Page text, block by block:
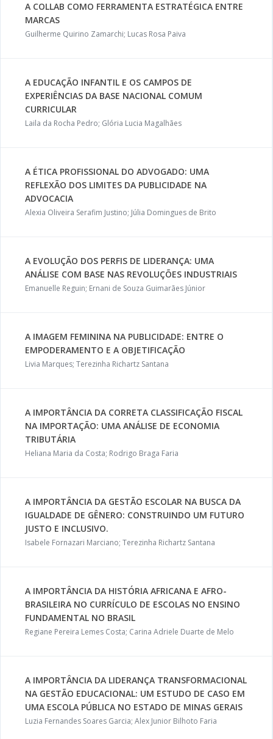
A COLLAB COMO FERRAMENTA ESTRATÉGICA ENTRE
MARCAS
Guilherme Quirino Zamarchi; Lucas Rosa Paiva
A EDUCAÇÃO INFANTIL E OS CAMPOS DE
EXPERIÊNCIAS DA BASE NACIONAL COMUM
CURRICULAR
Laila da Rocha Pedro; Glória Lucia Magalhães
A ÉTICA PROFISSIONAL DO ADVOGADO: UMA
REFLEXÃO DOS LIMITES DA PUBLICIDADE NA
ADVOCACIA
Alexia Oliveira Serafim Justino; Júlia Domingues de Brito
A EVOLUÇÃO DOS PERFIS DE LIDERANÇA: UMA
ANÁLISE COM BASE NAS REVOLUÇÕES INDUSTRIAIS
Emanuelle Reguin; Ernani de Souza Guimarães Júnior
A IMAGEM FEMININA NA PUBLICIDADE: ENTRE O
EMPODERAMENTO E A OBJETIFICAÇÃO
Livia Marques; Terezinha Richartz Santana
A IMPORTÂNCIA DA CORRETA CLASSIFICAÇÃO FISCAL
NA IMPORTAÇÃO: UMA ANÁLISE DE ECONOMIA
TRIBUTÁRIA
Heliana Maria da Costa; Rodrigo Braga Faria
A IMPORTÂNCIA DA GESTÃO ESCOLAR NA BUSCA DA
IGUALDADE DE GÊNERO: CONSTRUINDO UM FUTURO
JUSTO E INCLUSIVO.
Isabele Fornazari Marciano; Terezinha Richartz Santana
A IMPORTÂNCIA DA HISTÓRIA AFRICANA E AFRO-
BRASILEIRA NO CURRÍCULO DE ESCOLAS NO ENSINO
FUNDAMENTAL NO BRASIL
Regiane Pereira Lemes Costa; Carina Adriele Duarte de Melo
A IMPORTÂNCIA DA LIDERANÇA TRANSFORMACIONAL
NA GESTÃO EDUCACIONAL: UM ESTUDO DE CASO EM
UMA ESCOLA PÚBLICA NO ESTADO DE MINAS GERAIS
Luzia Fernandes Soares Garcia; Alex Junior Bilhoto Faria